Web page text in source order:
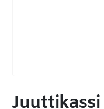
Juuttikassi